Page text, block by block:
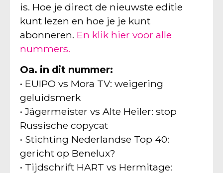
is. Hoe je direct de nieuwste editie
kunt lezen en hoe je je kunt
abonneren. En klik hier voor alle
nummers.
Oa. in dit nummer:
• EUIPO vs Mora TV: weigering
geluidsmerk
• Jägermeister vs Alte Heiler: stop
Russische copycat
• Stichting Nederlandse Top 40:
gericht op Benelux?
• Tijdschrift HART vs Hermitage: